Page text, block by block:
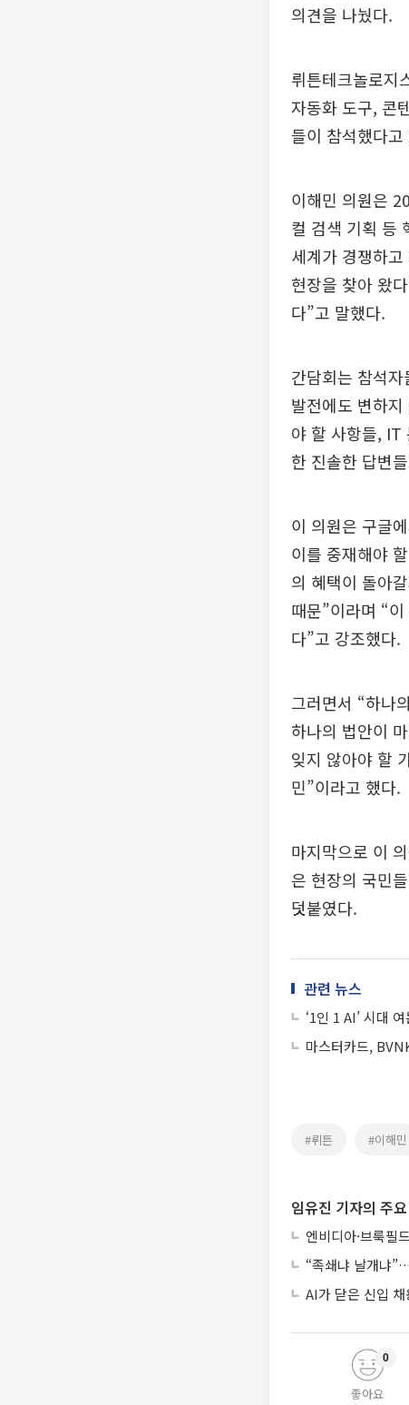
의견을 나눴다.
뤼튼테크놀로지
자동화 도구, 콘
들이 참석했다
이해민 의원은
컬 검색 기획 등
세계가 경쟁하
현장을 찾아 왔
다”고 말했다.
간담회는 참석
발전에도 변하
야 할 사항들, IT
한 진솔한 답변
이 의원은 구글
이를 중재해야
의 혜택이 돌아
때문”이라며 “
다”고 강조했다.
그러면서 “하나
하나의 법안이
잊지 않아야 할
민”이라고 했다.
마지막으로 이
은 현장의 국민
덧붙였다.
관련 뉴스
‘1인 1 AI’ 시대
마스터카드,
#뤼튼 #이해민
임유진 기자의 주
엔비디아·브룩필
“족쇄냐 날개냐
AI가 닫은 신입
좋아요
0